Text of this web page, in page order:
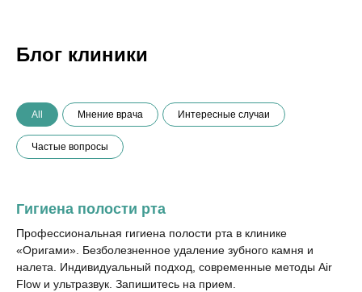
Блог клиники
All Мнение врача Интересные случаи
Частые вопросы
Гигиена полости рта
Профессиональная гигиена полости рта в клинике
«Оригами». Безболезненное удаление зубного камня и
налета. Индивидуальный подход, современные методы Air
Flow и ультразвук. Запишитесь на прием.
16/18с2
+7 (499) 110-23-28